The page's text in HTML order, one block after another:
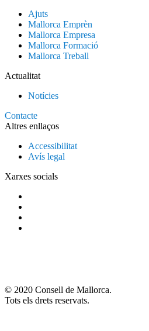
Ajuts
Mallorca Emprèn
Mallorca Empresa
Mallorca Formació
Mallorca Treball
Actualitat
Notícies
Contacte
Altres enllaços
Accessibilitat
Avís legal
Xarxes socials
© 2020 Consell de Mallorca.
Tots els drets reservats.